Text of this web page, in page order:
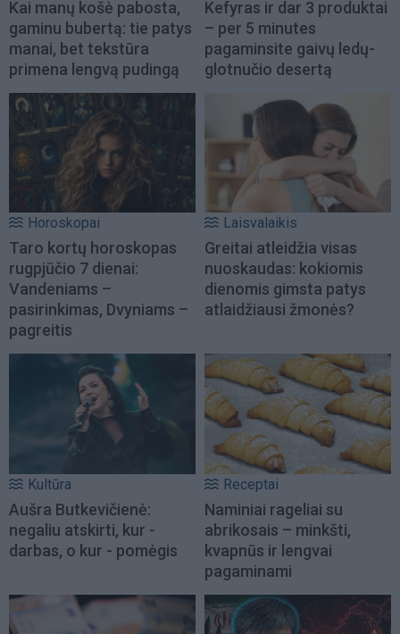
Kai manų košė pabosta,
gaminu bubertą: tie patys
manai, bet tekstūra
primena lengvą pudingą
Kefyras ir dar 3 produktai
– per 5 minutes
pagaminsite gaivų ledų-
glotnučio desertą
Horoskopai
Taro kortų horoskopas
rugpjūčio 7 dienai:
Vandeniams –
pasirinkimas, Dvyniams –
pagreitis
Laisvalaikis
Greitai atleidžia visas
nuoskaudas: kokiomis
dienomis gimsta patys
atlaidžiausi žmonės?
Kultūra
Aušra Butkevičienė:
negaliu atskirti, kur -
darbas, o kur - pomėgis
Receptai
Naminiai rageliai su
abrikosais – minkšti,
kvapnūs ir lengvai
pagaminami